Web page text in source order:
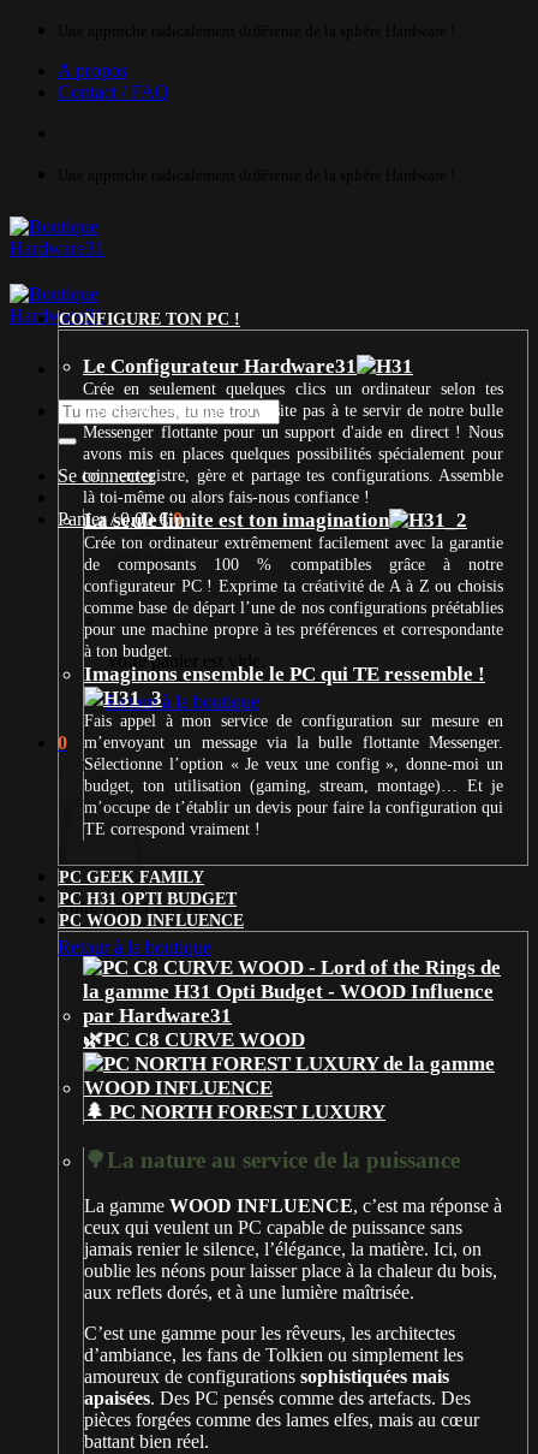
contenuA propos
Contact / FAQ
Recherche
pour :
Se connecter
Panier /0,00€ 0
Votre panier est vide.
Retour à la boutique
0
Panier
Votre panier est vide.
Retour à la boutique
CONFIGURE TON PC !
Le Configurateur Hardware31
Crée en seulement quelques clics un ordinateur selon tes
besoins et ton budget. N’hésite pas à te servir de notre bulle
Messenger flottante pour un support d'aide en direct ! Nous
avons mis en places quelques possibilités spécialement pour
toi : enregistre, gère et partage tes configurations. Assemble
là toi-même ou alors fais-nous confiance !
La seule limite est ton imagination
Crée ton ordinateur extrêmement facilement avec la garantie
de composants 100 % compatibles grâce à notre
configurateur PC ! Exprime ta créativité de A à Z ou choisis
comme base de départ l’une de nos configurations préétablies
pour une machine propre à tes préférences et correspondante
à ton budget.
Imaginons ensemble le PC qui TE ressemble !
Fais appel à mon service de configuration sur mesure en
m’envoyant un message via la bulle flottante Messenger.
Sélectionne l’option « Je veux une config », donne-moi un
budget, ton utilisation (gaming, stream, montage)… Et je
m’occupe de t’établir un devis pour faire la configuration qui
TE correspond vraiment !
PC GEEK FAMILY
PC H31 OPTI BUDGET
PC WOOD INFLUENCE
🌿PC C8 CURVE WOOD
🌲 PC NORTH FOREST LUXURY
🌳La nature au service de la puissance
La gamme WOOD INFLUENCE, c’est ma réponse à
ceux qui veulent un PC capable de puissance sans
jamais renier le silence, l’élégance, la matière. Ici, on
oublie les néons pour laisser place à la chaleur du bois,
aux reflets dorés, et à une lumière maîtrisée.
C’est une gamme pour les rêveurs, les architectes
d’ambiance, les fans de Tolkien ou simplement les
amoureux de configurations sophistiquées mais
apaisées. Des PC pensés comme des artefacts. Des
pièces forgées comme des lames elfes, mais au cœur
battant bien réel.